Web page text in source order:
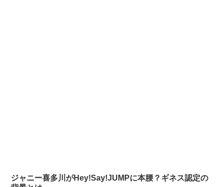
ジャニー喜多川がHey!Say!JUMPに本腰？ギネス認定の